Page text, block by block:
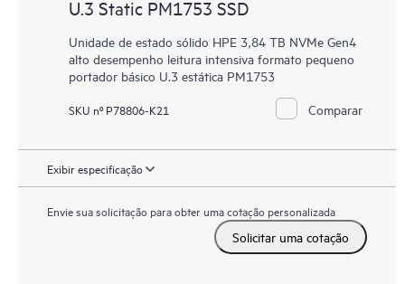
U.3 Static PM1753 SSD
Unidade de estado sólido HPE 3,84 TB NVMe Gen4
alto desempenho leitura intensiva formato pequeno
portador básico U.3 estática PM1753
SKU nº P78806-K21 Comparar
Exibir especificação
Envie sua solicitação para obter uma cotação personalizada
Solicitar uma cotação